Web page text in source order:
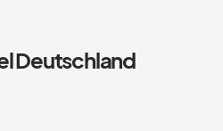
Deutschland